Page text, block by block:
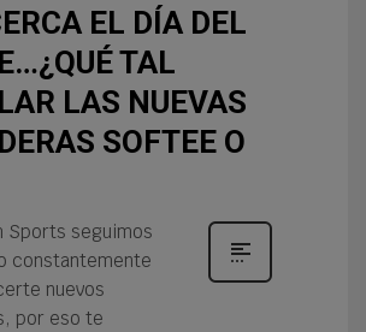
EL DÍA DEL
TAL
LAS NUEVAS
SOFTEE O
Sports seguimos
constantemente
nuevos
por eso te